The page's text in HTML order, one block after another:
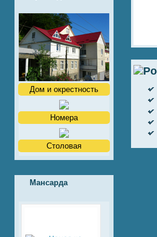
Дом и окрестность
Номера
Столовая
Мансарда